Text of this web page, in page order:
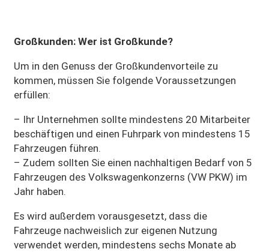
Großkunden: Wer ist Großkunde?
Um in den Genuss der Großkundenvorteile zu
kommen, müssen Sie folgende Voraussetzungen
erfüllen:
– Ihr Unternehmen sollte mindestens 20 Mitarbeiter
beschäftigen und einen Fuhrpark von mindestens 15
Fahrzeugen führen.
– Zudem sollten Sie einen nachhaltigen Bedarf von 5
Fahrzeugen des Volkswagenkonzerns (VW PKW) im
Jahr haben.
Es wird außerdem vorausgesetzt, dass die
Fahrzeuge nachweislich zur eigenen Nutzung
verwendet werden, mindestens sechs Monate ab